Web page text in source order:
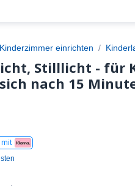
Kinderzimmer einrichten
Stilllicht - für
nach 15
mit